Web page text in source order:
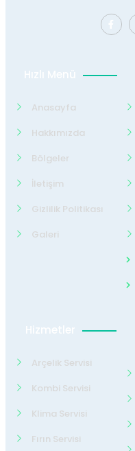
Hızlı Menü
Anasayfa
Hakkımızda
Bölgeler
İletişim
Gizlilik Politikası
Galeri
Hizmetler
Arçelik Servisi
Kombi Servisi
Klima Servisi
Fırın Servisi